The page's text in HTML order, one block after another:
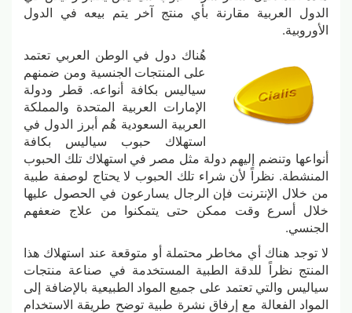
الدول العربية مقارنة بأي منتج آخر يتم بيعه في الدول
الأوروبية.
هُناك دول في الوطن العربي تعتمد
على المنتجات الجنسية ومن ضمنهم
سياليس بكافة أنواعه. قطر ودولة
الإمارات العربية المتحدة والمملكة
العربية السعودية هُم أبرز الدول في
استهلاك حبوب سياليس بكافة
أنواعها وتنضم إليهم دولة مثل مصر في استهلاك تلك الحبوب
المنشطة. نظراً لأن شراء تلك الحبوب لا يحتاج لوصفة طبية
من خلال الإنترنت فإن الرجال يسارعون في الحصول عليها
خلال أسرع وقت ممكن حتى يتمكنوا من علاج ضعفهم
الجنسي.
لا توجد هناك أي مخاطر محتملة أو متوقعة عند استهلاك هذا
المنتج نظراً للدقة الطبية المستخدمة في صناعة منتجات
سياليس والتي تعتمد على جميع المواد الطبيعية بالإضافة إلى
المواد الفعالة مع إرفاق نشرة طبية توضح طريقة الاستخدام